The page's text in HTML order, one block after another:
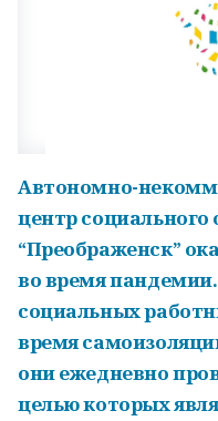
Автономно-
центр
“Преображенск”
во время
социальных
время
они ежедневно
целью которых